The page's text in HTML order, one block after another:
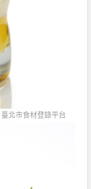
臺北市食材登錄平台